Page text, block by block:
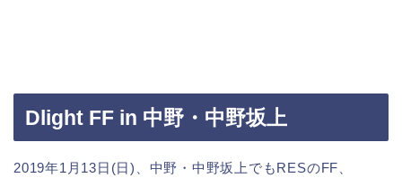
Dlight FF in 中野・中野坂上
2019年1月13日(日)、中野・中野坂上でもRESのFF、